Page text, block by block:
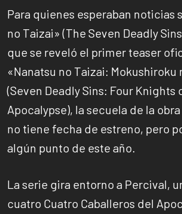
Para quienes esperaban noticias
no Taizai» (The Seven Deadly
que se reveló el primer teaser
«Nanatsu no Taizai: Mokushiroku
(Seven Deadly Sins: Four Knights
Apocalypse), la secuela de la
no tiene fecha de estreno, pero
algún punto de este año.
La serie gira entorno a Percival,
cuatro Cuatro Caballeros del